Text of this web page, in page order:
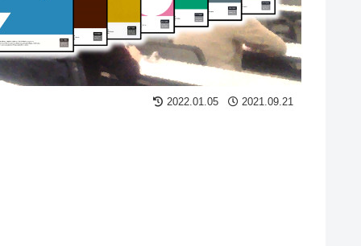
2022.01.05 2021.09.21